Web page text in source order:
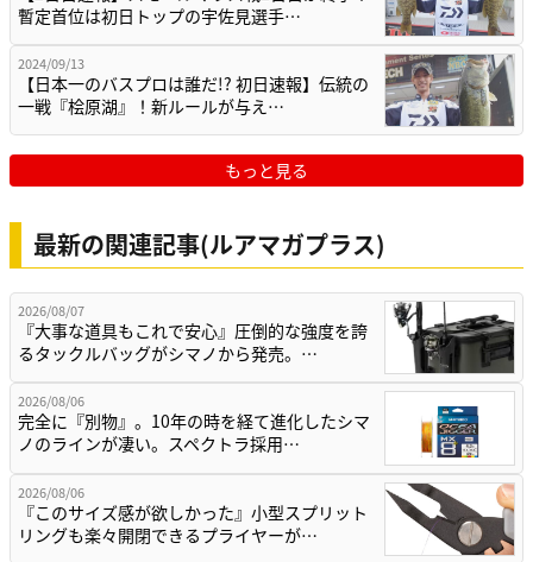
暫定首位は初日トップの宇佐見選手…
2024/09/13
【日本一のバスプロは誰だ!? 初日速報】伝統の
一戦『桧原湖』！新ルールが与え…
もっと見る
最新の関連記事(ルアマガプラス)
2026/08/07
『大事な道具もこれで安心』圧倒的な強度を誇
るタックルバッグがシマノから発売。…
2026/08/06
完全に『別物』。10年の時を経て進化したシマ
ノのラインが凄い。スペクトラ採用…
2026/08/06
『このサイズ感が欲しかった』小型スプリット
リングも楽々開閉できるプライヤーが…